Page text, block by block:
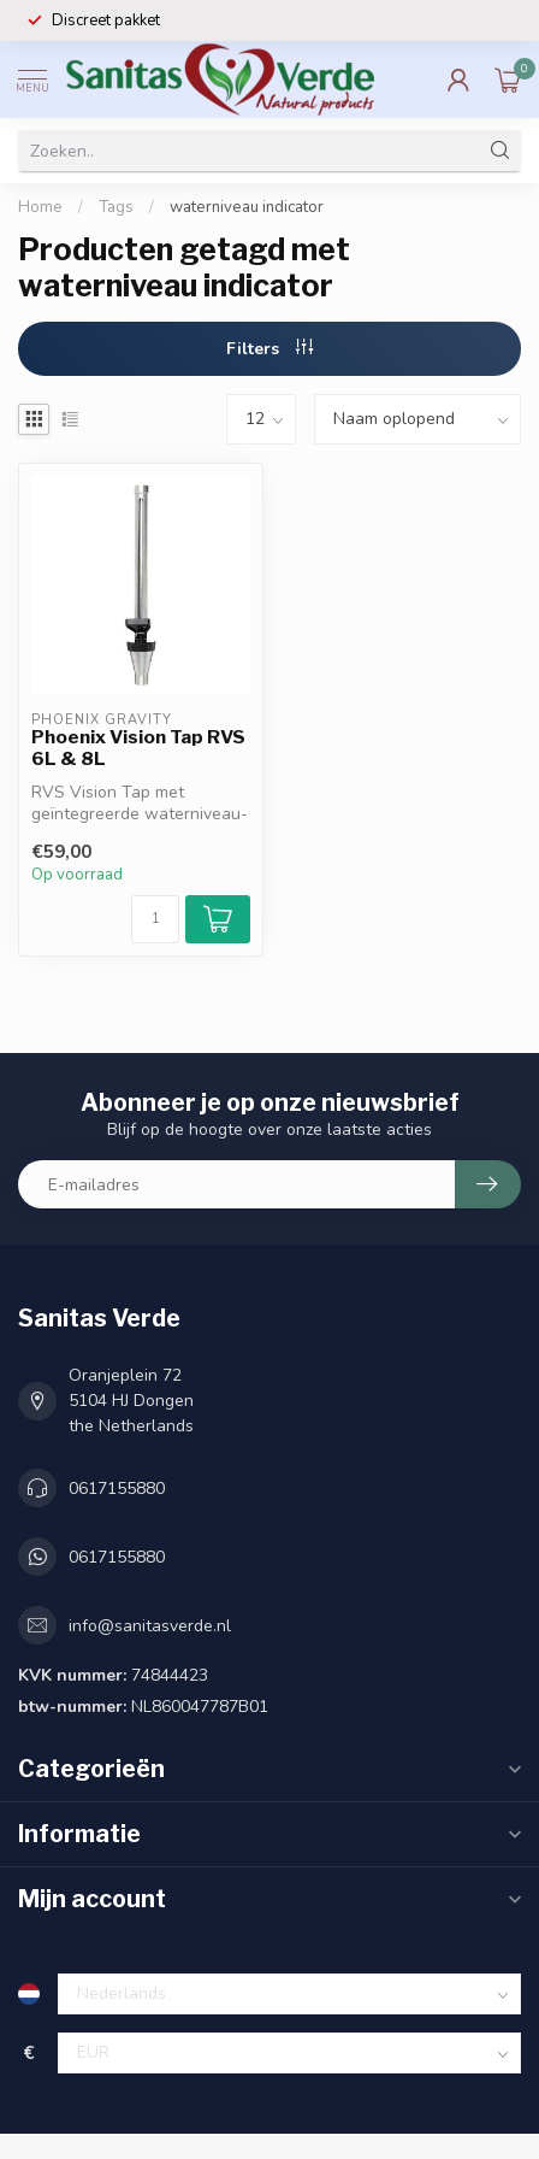
Discreet pakket
MENU
0
Home / Tags / waterniveau indicator
Producten getagd met
waterniveau indicator
Filters
PHOENIX GRAVITY
Phoenix Vision Tap RVS
6L & 8L
RVS Vision Tap met
geïntegreerde waterniveau-
Phoenix Gr...
€59,00
Op voorraad
Abonneer je op onze nieuwsbrief
Blijf op de hoogte over onze laatste acties
Sanitas Verde
Oranjeplein 72
5104 HJ Dongen
the Netherlands
0617155880
0617155880
info@sanitasverde.nl
KVK nummer: 74844423
btw-nummer: NL860047787B01
Categorieën
Informatie
Mijn account
€